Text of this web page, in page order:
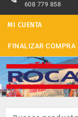
608 779 858
MI CUENTA
FINALIZAR COMPRA